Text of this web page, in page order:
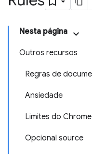
Nesta página
Outros recursos
Regras de
Ansiedade
Limites do Chrome
Opcional source